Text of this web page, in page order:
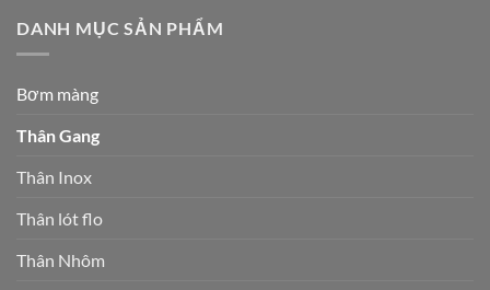
DANH MỤC SẢN PHẨM
Bơm màng
Thân Gang
Thân Inox
Thân lót flo
Thân Nhôm